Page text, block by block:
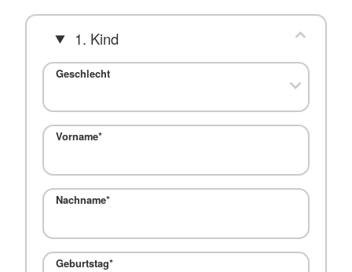
1. Kind
Geschlecht
Vorname*
Nachname*
Geburtstag*